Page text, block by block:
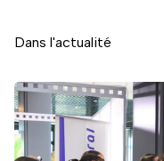
Dans l'actualité